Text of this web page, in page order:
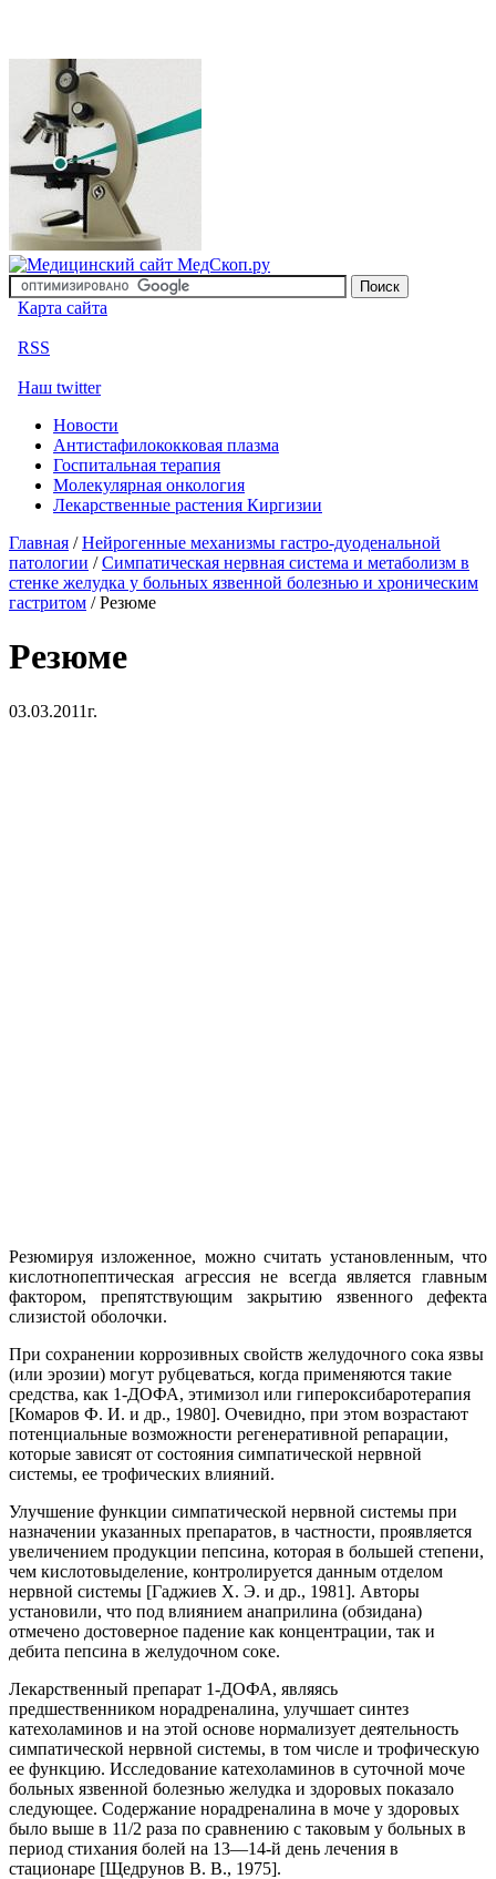
Карта сайта
RSS
Наш twitter
Новости
Антистафилококковая плазма
Госпитальная терапия
Молекулярная онкология
Лекарственные растения Киргизии
Главная /Нейрогенные механизмы гастро-дуоденальной
патологии /Cимпатическая нервная система и метаболизм в
стенке желудка у больных язвенной болезнью и хроническим
гастритом /Резюме
Резюме
03.03.2011г.
Резюмируя изложенное, можно считать установленным, что
кислотнопептическая агрессия не всегда является главным
фактором, препятствующим закрытию язвенного дефекта
слизистой оболочки.
При сохранении коррозивных свойств желудочного сока язвы
(или эрозии) могут рубцеваться, когда применяются такие
средства, как 1-ДОФА, этимизол или гипероксибаротерапия
[Комаров Ф. И. и др., 1980]. Очевидно, при этом возрастают
потенциальные возможности регенеративной репарации,
которые зависят от состояния симпатической нервной
системы, ее трофических влияний.
Улучшение функции симпатической нервной системы при
назначении указанных препаратов, в частности, проявляется
увеличением продукции пепсина, которая в большей степени,
чем кислотовыделение, контролируется данным отделом
нервной системы [Гаджиев X. Э. и др., 1981]. Авторы
установили, что под влиянием анаприлина (обзидана)
отмечено достоверное падение как концентрации, так и
дебита пепсина в желудочном соке.
Лекарственный препарат 1-ДОФА, являясь
предшественником норадреналина, улучшает синтез
катехоламинов и на этой основе нормализует деятельность
симпатической нервной системы, в том числе и трофическую
ее функцию. Исследование катехоламинов в суточной моче
больных язвенной болезнью желудка и здоровых показало
следующее. Содержание норадреналина в моче у здоровых
было выше в 11/2 раза по сравнению с таковым у больных в
период стихания болей на 13—14-й день лечения в
стационаре [Щедрунов В. В., 1975].